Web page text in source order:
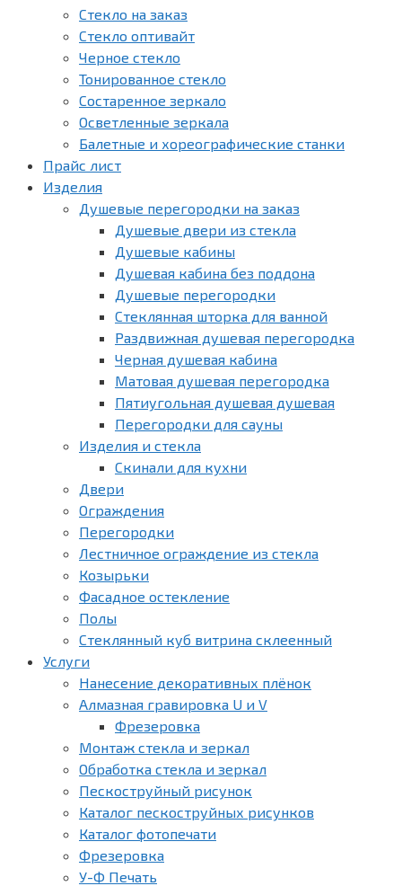
Стекло на заказ
Стекло оптивайт
Черное стекло
Тонированное стекло
Состаренное зеркало
Осветленные зеркала
Балетные и хореографические станки
Прайс лист
Изделия
Душевые перегородки на заказ
Душевые двери из стекла
Душевые кабины
Душевая кабина без поддона
Душевые перегородки
Стеклянная шторка для ванной
Раздвижная душевая перегородка
Черная душевая кабина
Матовая душевая перегородка
Пятиугольная душевая душевая
Перегородки для сауны
Изделия и стекла
Скинали для кухни
Двери
Ограждения
Перегородки
Лестничное ограждение из стекла
Козырьки
Фасадное остекление
Полы
Стеклянный куб витрина склеенный
Услуги
Нанесение декоративных плёнок
Алмазная гравировка U и V
Фрезеровка
Монтаж стекла и зеркал
Обработка стекла и зеркал
Пескоструйный рисунок
Каталог пескоструйных рисунков
Каталог фотопечати
Фрезеровка
У-Ф Печать